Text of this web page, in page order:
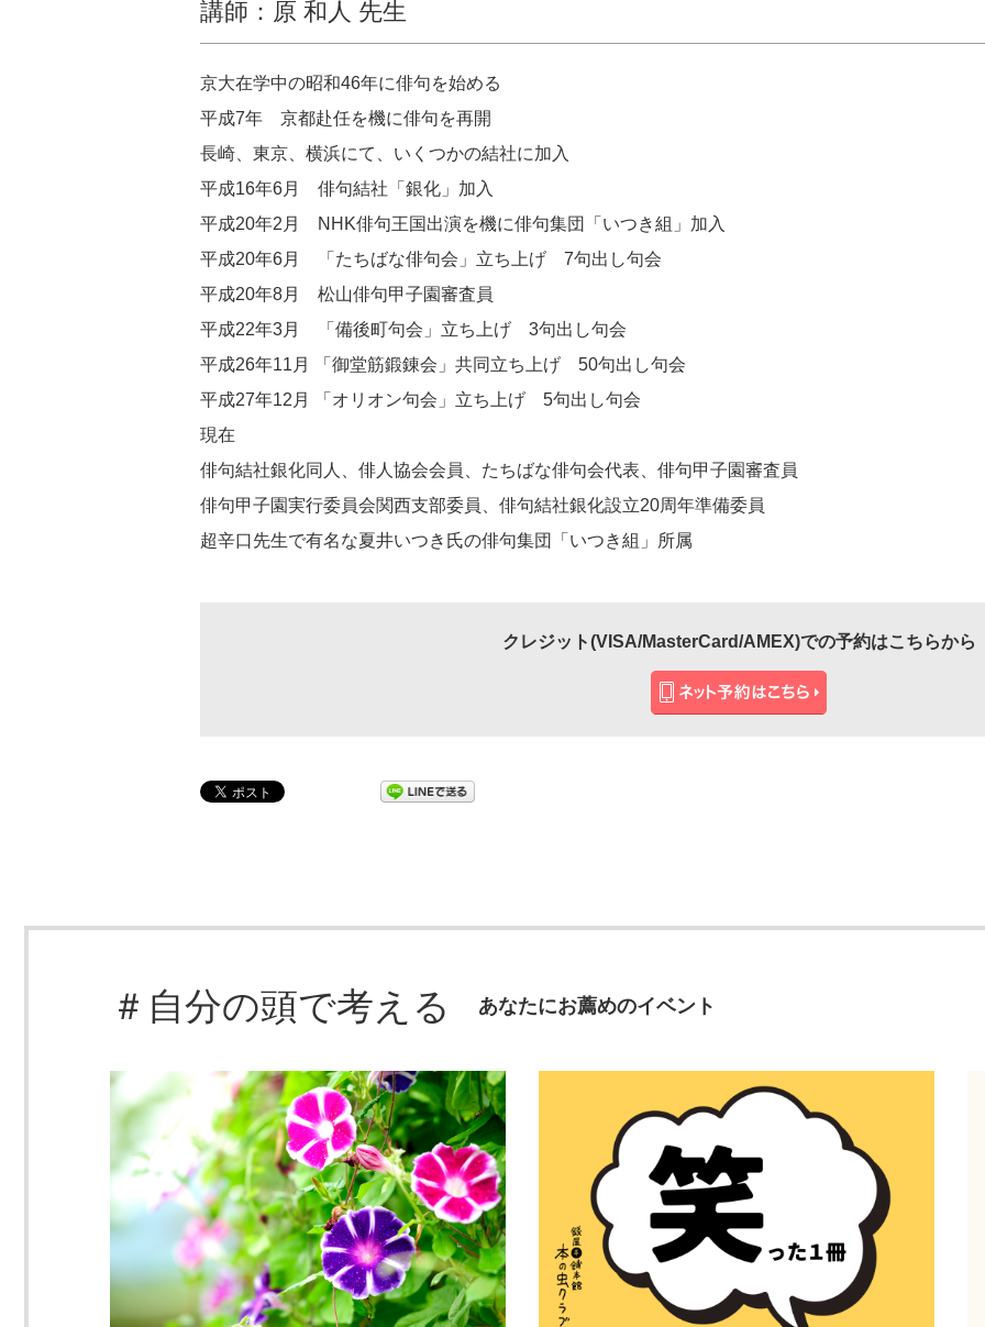
講師：原 和人 先生
京大在学中の昭和46年に俳句を始める
平成7年 京都赴任を機に俳句を再開
長崎、東京、横浜にて、いくつかの結社に加入
平成16年6月 俳句結社「銀化」加入
平成20年2月 NHK俳句王国出演を機に俳句集団「いつき組」加入
平成20年6月 「たちばな俳句会」立ち上げ 7句出し句会
平成20年8月 松山俳句甲子園審査員
平成22年3月 「備後町句会」立ち上げ 3句出し句会
平成26年11月 「御堂筋鍛錬会」共同立ち上げ 50句出し句会
平成27年12月 「オリオン句会」立ち上げ 5句出し句会
現在
俳句結社銀化同人、俳人協会会員、たちばな俳句会代表、俳句甲子園審査員
俳句甲子園実行委員会関西支部委員、俳句結社銀化設立20周年準備委員
超辛口先生で有名な夏井いつき氏の俳句集団「いつき組」所属
クレジット(VISA/MasterCard/AMEX)での予約はこちらから
＃自分の頭で考える あなたにお薦めのイベント